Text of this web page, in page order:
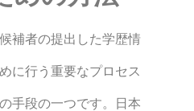
補者の提出した学歴情
に行う重要なプロセス
の手段の一つです。日本